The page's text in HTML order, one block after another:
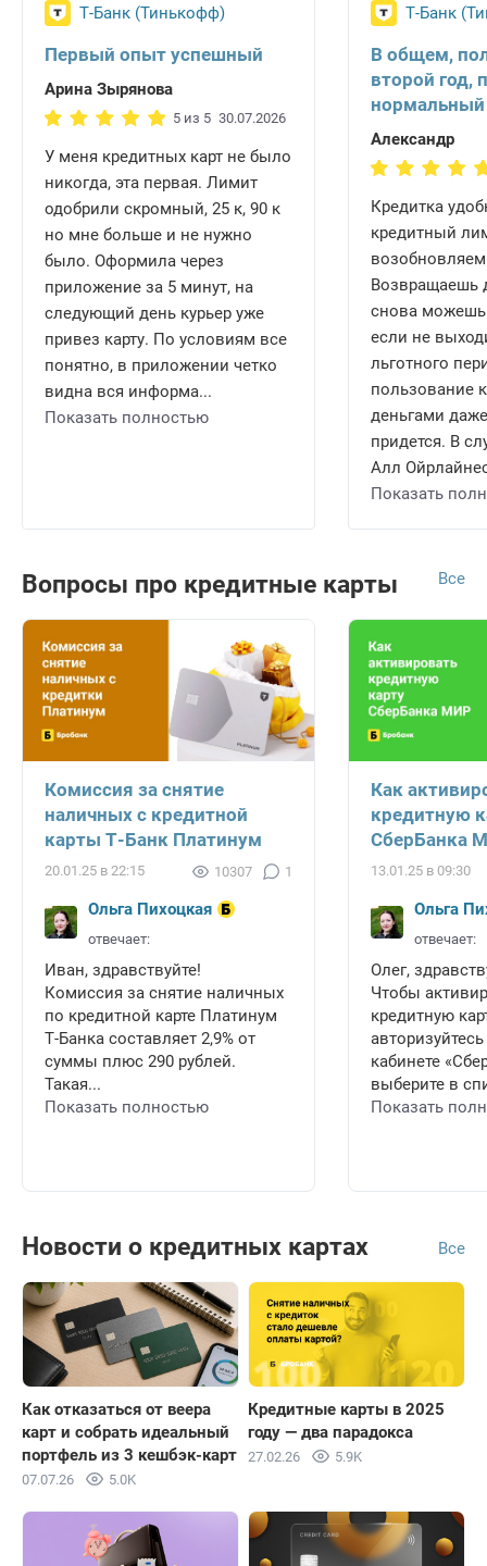
Т-Банк (Тинькофф)
Первый опыт успешный
Арина Зырянова
5 из 5 30.07.2026
У меня кредитных карт не было
никогда, эта первая. Лимит
одобрили скромный, 25 к, 90 к
но мне больше и не нужно
было. Оформила через
приложение за 5 минут, на
следующий день курьер уже
привез карту. По условиям все
понятно, в приложении четко
видна вся информа...
Показать полностью
Т-Банк
В общем,
второй год,
нормальный
Александр
Кредитка
кредитный
Возвращаешь
снова можешь
если не
льготного
пользование
деньгами
придется. В
Алл
Показать
Вопросы про кредитные карты Все
Комиссия за снятие
наличных с кредитной
карты Т-Банк Платинум
20.01.25 в 22:15 10307 1
Ольга Пихоцкая
отвечает:
Иван, здравствуйте!
Комиссия за снятие наличных
по кредитной карте Платинум
Т-Банка составляет 2,9% от
суммы плюс 290 рублей.
Такая...
Показать полностью
Как
кредитную
СберБанка
13.01.25 в 09:30
Ольга
отвечает:
Олег,
Чтобы
кредитную
кабинете
выберите в
Показать
Новости о кредитных картах Все
Как отказаться от веера
карт и собрать идеальный
портфель из 3 кешбэк-карт
07.07.26 5.0K
Кредитные карты в 2025
году — два парадокса
27.02.26 5.9K